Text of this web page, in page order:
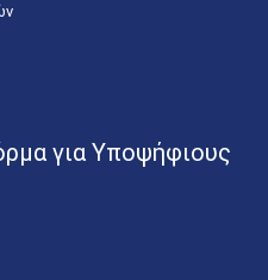
για Υποψήφιους